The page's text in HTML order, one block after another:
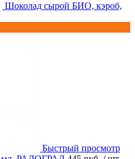
Шоколад сырой БИО, кэроб,
Быстрый просмотр